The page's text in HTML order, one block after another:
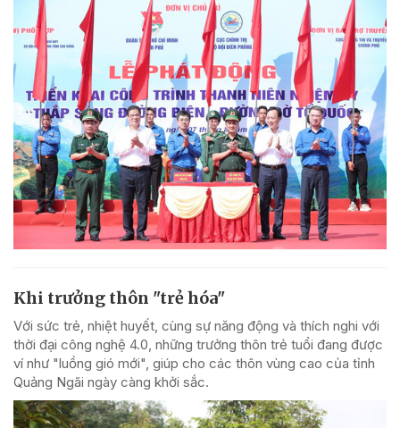
Khi trưởng thôn "trẻ hóa"
Với sức trẻ, nhiệt huyết, cùng sự năng động và thích nghi với
thời đại công nghệ 4.0, những trưởng thôn trẻ tuổi đang được
ví như "luồng gió mới", giúp cho các thôn vùng cao của tỉnh
Quảng Ngãi ngày càng khởi sắc.